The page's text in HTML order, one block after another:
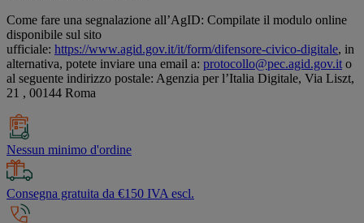
Come fare una segnalazione all’AgID: Compilate il modulo online
disponibile sul sito
ufficiale: https://www.agid.gov.it/it/form/difensore-civico-digitale, in
alternativa, potete inviare una email a: protocollo@pec.agid.gov.it o
al seguente indirizzo postale: Agenzia per l’Italia Digitale, Via Liszt,
21 , 00144 Roma
Nessun minimo d'ordine
Consegna gratuita da €150 IVA escl.